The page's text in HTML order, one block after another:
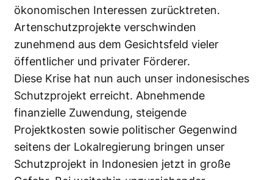
ökonomischen Interessen zurücktreten.
Artenschutzprojekte verschwinden
zunehmend aus dem Gesichtsfeld vieler
öffentlicher und privater Förderer.
Diese Krise hat nun auch unser indonesisches
Schutzprojekt erreicht. Abnehmende
finanzielle Zuwendung, steigende
Projektkosten sowie politischer Gegenwind
seitens der Lokalregierung bringen unser
Schutzprojekt in Indonesien jetzt in große